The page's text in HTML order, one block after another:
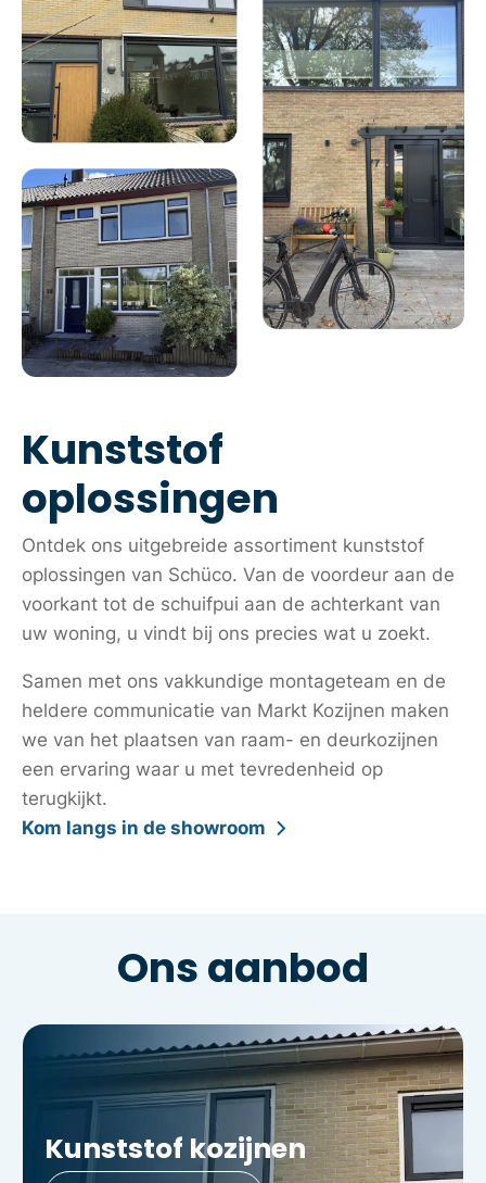
Kunststof
oplossingen
Ontdek ons uitgebreide assortiment kunststof
oplossingen van Schüco. Van de voordeur aan de
voorkant tot de schuifpui aan de achterkant van
uw woning, u vindt bij ons precies wat u zoekt.
Samen met ons vakkundige montageteam en de
heldere communicatie van Markt Kozijnen maken
we van het plaatsen van raam- en deurkozijnen
een ervaring waar u met tevredenheid op
terugkijkt.
Kom langs in de showroom
Ons aanbod
Kunststof kozijnen